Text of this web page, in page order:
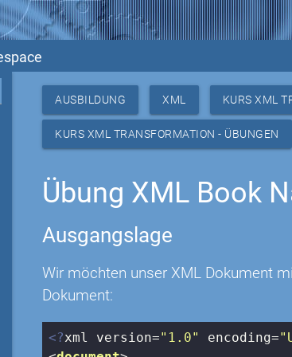
AUSBILDUNG XML KURS XML
KURS XML TRANSFORMATION - ÜBUNGEN
Übung XML Book
Ausgangslage
Wir möchten unser XML Dokument
Dokument:
<?xml version="1.0" encoding=